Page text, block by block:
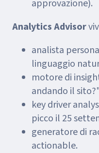
approvazione).
Analytics Advisor
analista
linguaggio
motore di
andando il
key driver
picco il 25
generatore di
actionable.